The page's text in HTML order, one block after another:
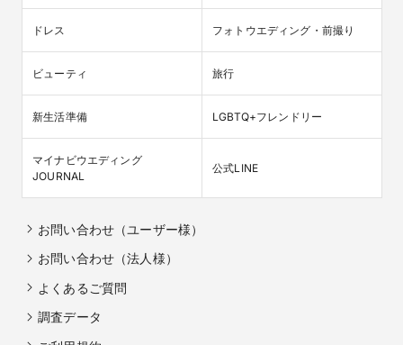
ドレス フォトウエディング・前撮り
ビューティ 旅行
新生活準備 LGBTQ+フレンドリー
マイナビウエディング
JOURNAL
公式LINE
お問い合わせ（ユーザー様）
お問い合わせ（法人様）
よくあるご質問
調査データ